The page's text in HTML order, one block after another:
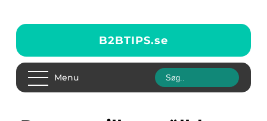
B2BTIPS.se
Menu